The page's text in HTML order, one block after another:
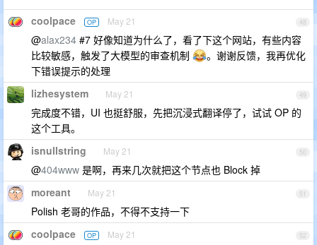
48
coolpace OP May 21
@alax234 #7 好像知道为什么了，看了下这个网站，有些内容
比较敏感，触发了大模型的审查机制
。谢谢反馈，我再优化
下错误提示的处理
49
lizhesystem May 21
完成度不错，UI 也挺舒服，先把沉浸式翻译停了，试试 OP 的
这个工具。
50
isnullstring May 21
@404www 是啊，再来几次就把这个节点也 Block 掉
51
moreant May 21
Polish 老哥的作品，不得不支持一下
52
coolpace OP May 21